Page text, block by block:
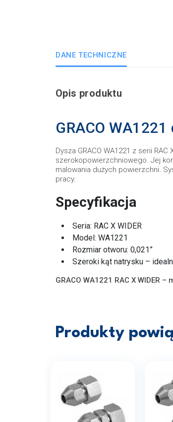
DANE TECHNICZNE
Opis produktu
GRACO WA1221
Dysza GRACO WA1221 z serii
szerokopowierzchniowego. Jej
malowania dużych powierzchni.
pracy.
Specyfikacja
Seria: RAC X WIDER
Model: WA1221
Rozmiar otworu: 0,021”
Szeroki kąt natrysku –
GRACO WA1221 RAC X WIDER
Produkty